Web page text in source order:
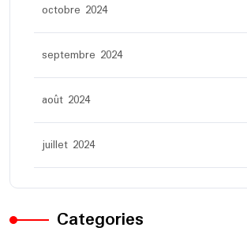
octobre 2024
septembre 2024
août 2024
juillet 2024
Categories